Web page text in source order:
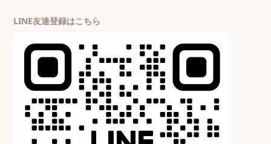
LINE友達登録はこちら